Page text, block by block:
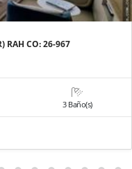
RAH CO: 26-967
3 Baño(s)